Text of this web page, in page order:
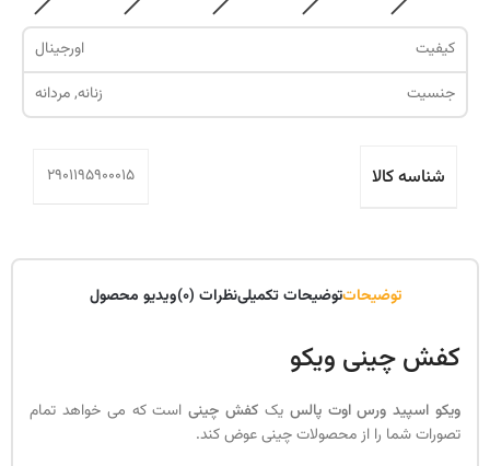
کیفیت
اورجینال
جنسیت
زنانه, مردانه
شناسه کالا 2901195900015
توضیحاتتوضیحات تکمیلینظرات (0) ویدیو محصول
کفش چینی ویکو
ویکو اسپید ورس اوت پالس یک کفش چینیاست که می خواهد تمام
تصورات شما را از محصولات چینی عوض کند.